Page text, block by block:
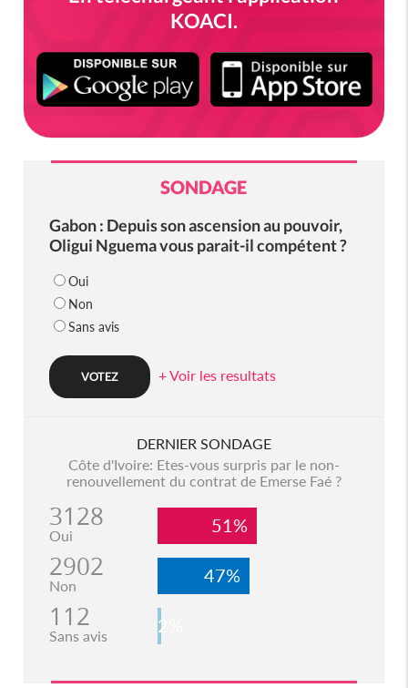
KOACI.
SONDAGE
Gabon : Depuis son ascension au pouvoir,
Oligui Nguema vous parait-il compétent ?
Oui
Non
Sans avis
+ Voir les resultats
DERNIER SONDAGE
Côte d'Ivoire: Etes-vous surpris par le non-
renouvellement du contrat de Emerse Faé ?
3128
Oui 51%
2902
Non 47%
112
Sans avis 2%